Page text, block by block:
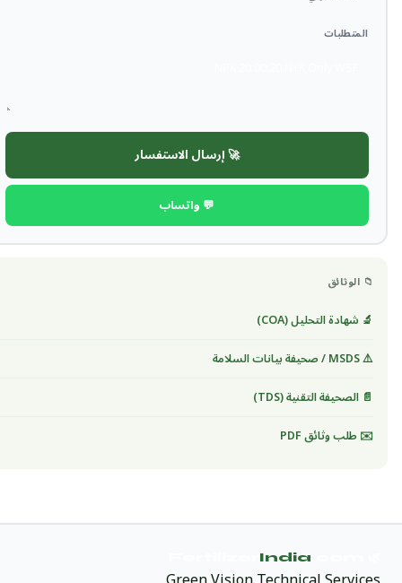
المتطلبات
🚀 إرسال الاستفسار
💬 واتساب
📁 الوثائق
🔬 شهادة التحليل (COA)
⚠️ MSDS / صحيفة بيانات السلامة
📄 الصحيفة التقنية (TDS)
✉️ طلب وثائق PDF
India